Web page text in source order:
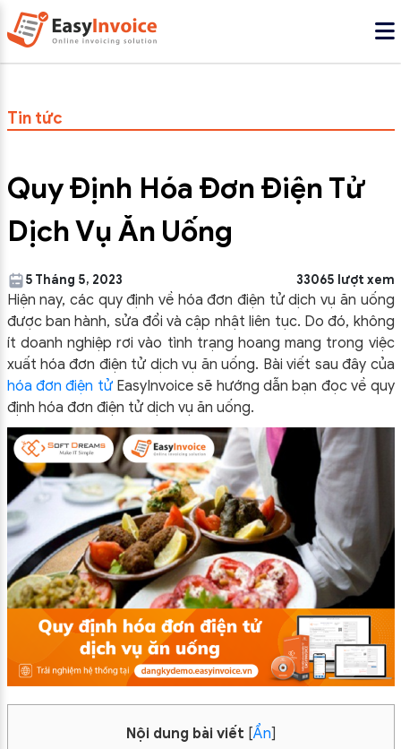
Tin tức
Quy Định Hóa Đơn Điện Tử
Dịch Vụ Ăn Uống
5 Tháng 5, 2023 33065 lượt xem
Hiện nay, các quy định về hóa đơn điện tử dịch vụ ăn uống
được ban hành, sửa đổi và cập nhật liên tục. Do đó, không
ít doanh nghiệp rơi vào tình trạng hoang mang trong việc
xuất hóa đơn điện tử dịch vụ ăn uống. Bài viết sau đây của
hóa đơn điện tửEasyInvoice sẽ hướng dẫn bạn đọc về quy
định hóa đơn điện tử dịch vụ ăn uống.
Nội dung bài viết [Ẩn]